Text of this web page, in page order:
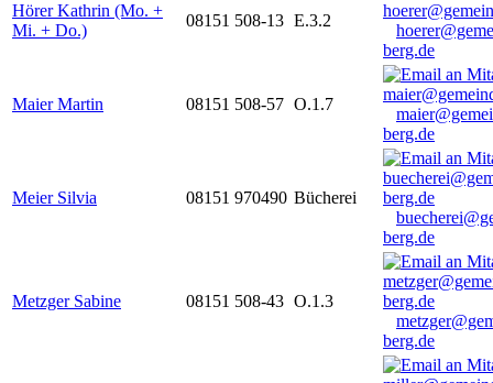
Hörer Kathrin (Mo. +
Mi. + Do.)
08151 508-13 E.3.2
berg.de
Maier Martin 08151 508-57 O.1.7
berg.de
Meier Silvia 08151 970490 Bücherei
berg.de
Metzger Sabine 08151 508-43 O.1.3
berg.de